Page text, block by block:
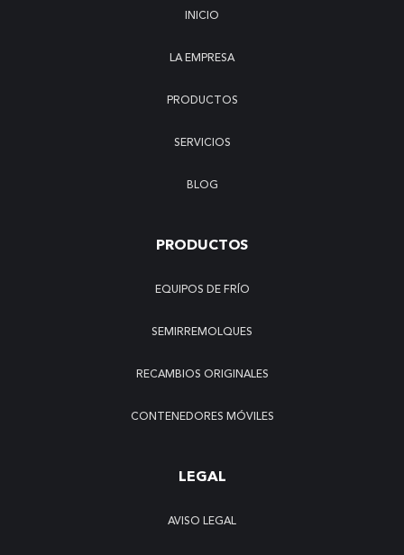
INICIO
LA EMPRESA
PRODUCTOS
SERVICIOS
BLOG
PRODUCTOS
EQUIPOS DE FRÍO
SEMIRREMOLQUES
RECAMBIOS ORIGINALES
CONTENEDORES MÓVILES
LEGAL
AVISO LEGAL